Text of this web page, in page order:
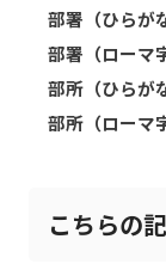
部署（ひらが
部署（ローマ
部所（ひらが
部所（ローマ
こちらの